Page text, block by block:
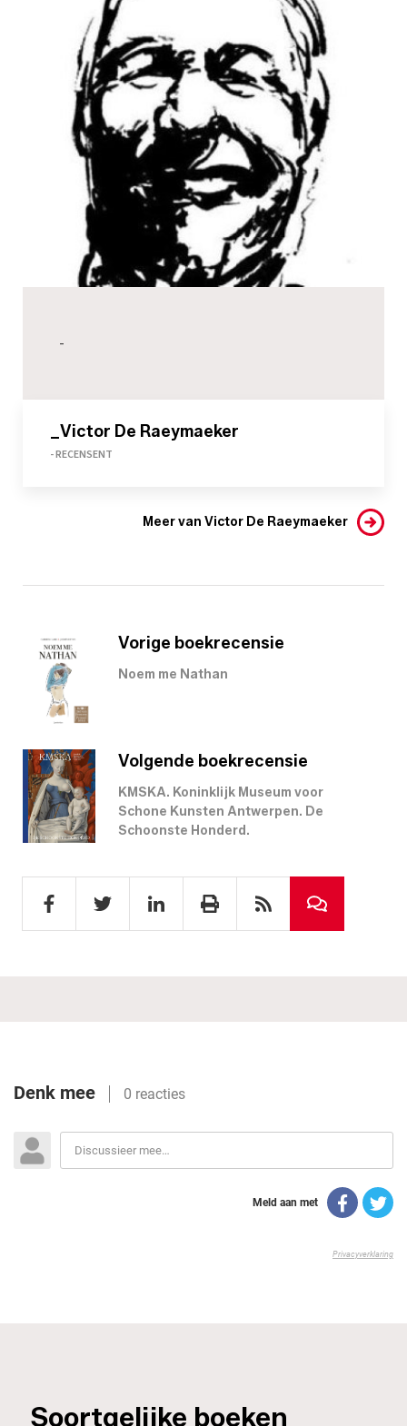
-
_Victor De Raeymaeker
- RECENSENT
Meer van Victor De Raeymaeker
Vorige boekrecensie
Noem me Nathan
Volgende boekrecensie
KMSKA. Koninklijk Museum voor
Schone Kunsten Antwerpen. De
Schoonste Honderd.
_Soortgelijke boeken